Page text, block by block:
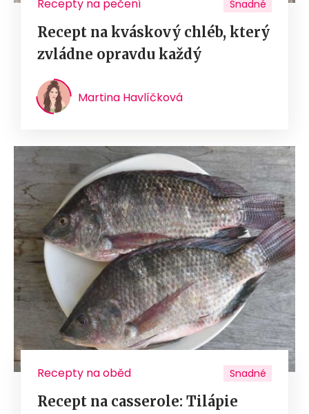
Recepty na pečení Snadné
Recept na kváskový chléb, který
zvládne opravdu každý
Martina Havlíčková
Recepty na oběd Snadné
Recept na casserole: Tilápie